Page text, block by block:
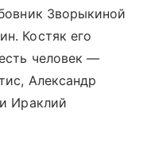
Зворыкиной
Костяк его
человек —
Александр
Ираклий